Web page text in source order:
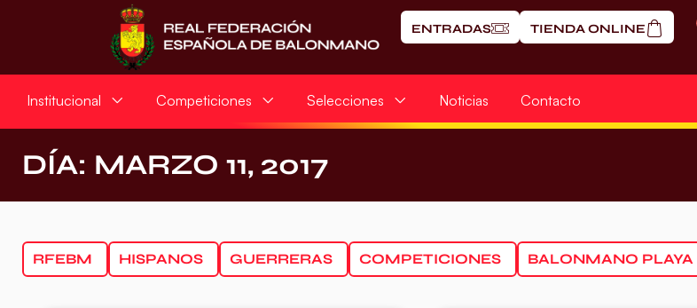
ENTRADAS TIENDA ONLINE
Institucional Competiciones Selecciones Noticias Contacto
DÍA: MARZO 11, 2017
RFEBM HISPANOS GUERRERAS COMPETICIONES BALONMANO PLAYA